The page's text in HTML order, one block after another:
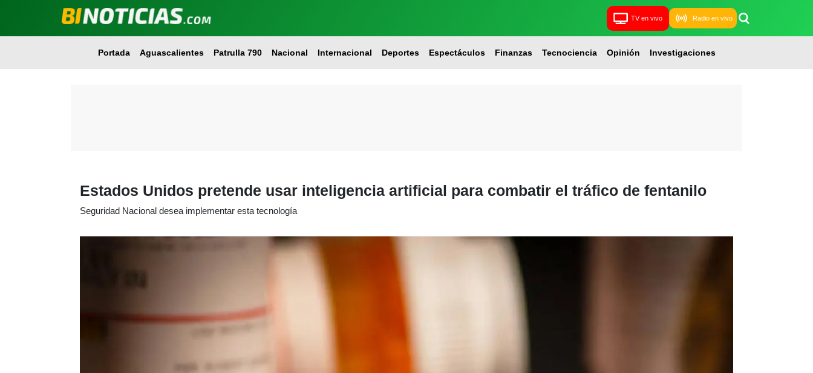
TV en vivo Radio en vivo
Portada Aguascalientes Patrulla 790 Nacional Internacional Deportes Espectáculos Finanzas Tecnociencia Opinión Investigaciones
Estados Unidos pretende usar inteligencia artificial para combatir el tráfico de fentanilo
Seguridad Nacional desea implementar esta tecnología